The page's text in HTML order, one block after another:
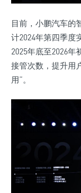
目前，小鹏汽车的
计2024年第四季度
2025年底至2026
接管次数，提升用
用”。